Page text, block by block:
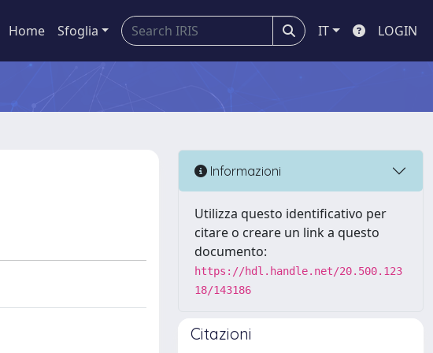
Home Sfoglia IT LOGIN
Informazioni
Utilizza questo identificativo per
citare o creare un link a questo
documento:
https://hdl.handle.net/20.500.123
18/143186
Citazioni